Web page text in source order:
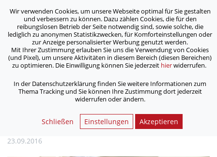
ASB Bonn/Rhein-Sieg/Eifel e.V.
bewegt Menschen
Home / Archiv /
Menüservice: Essen und Trinken hält Leib und Seele
hält Leib und Seele zusammen
23.09.2016
Wir verwenden Cookies, um unsere Webseite optimal für Sie gestalten
und verbessern zu können. Dazu zählen Cookies, die für den
reibungslosen Betrieb der Seite notwendig sind, sowie solche, die
lediglich zu anonymen Statistikzwecken, für Komforteinstellungen oder
zur Anzeige personalisierter Werbung genutzt werden.
Mit Ihrer Zustimmung erlauben Sie uns die Verwendung von Cookies
(und Pixel), um unsere Aktivitäten in diesem Bereich (diesen Bereichen)
zu optimieren. Die Einwilligung können Sie jederzeit hierwiderrufen.
In der Datenschutzerklärung finden Sie weitere Informationen zum
Thema Tracking und Sie können Ihre Zustimmung dort jederzeit
widerrufen oder ändern.
Schließen Einstellungen Akzeptieren